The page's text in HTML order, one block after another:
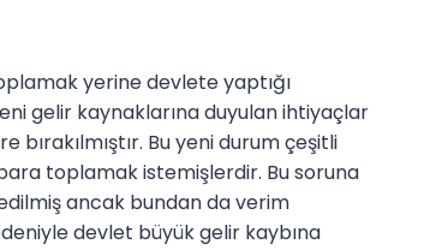
yerine devlete yaptığı
gelir kaynaklarına duyulan ihtiyaçlar
Bu yeni durum çeşitli
toplamak istemişlerdir. Bu soruna
ancak bundan da verim
devlet büyük gelir kaybına